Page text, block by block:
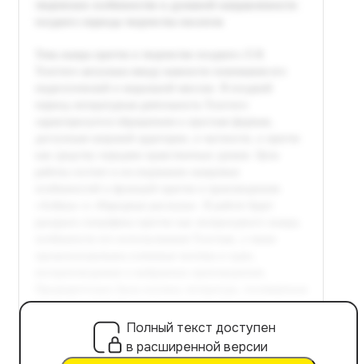
Полный текст доступен
в расширенной версии